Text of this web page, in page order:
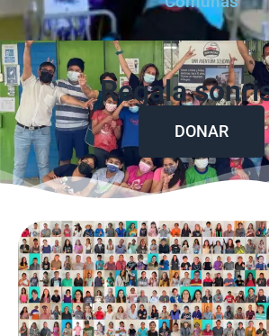
Regala
DONAR